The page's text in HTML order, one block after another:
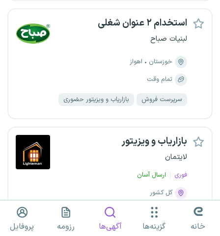
استخدام ۲ عنوان شغلی
لبنیات صباح
خوزستان
اهواز
تمام وقت
سرپرست فروش بازاریاب و ویزیتور حضوری
بازاریاب و ویزیتور
لایتمان
فوری
ارسال آسان
کل کشور
پاره وقت
دورکاری
خانه گزینه‌ها آگهی‌ها رزومه پروفایل